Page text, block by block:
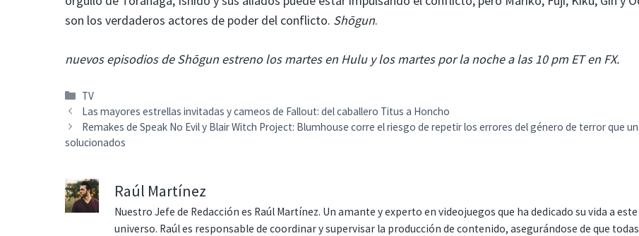
son los verdaderos actores de poder del conflicto. Shōgun.
nuevos episodios deShōgun estreno los martes en Hulu y los martes por la noche a las 10 pm ET en FX.
Categorías
TV
Las mayores estrellas invitadas y cameos de Fallout: del caballero Titus a Honcho
Remakes de Speak No Evil y Blair Witch Project: Blumhouse corre el riesgo de repetir los errores del género de terror que
solucionados
Raúl Martínez
Nuestro Jefe de Redacción es Raúl Martínez. Un amante y experto en videojuegos que ha dedicado su vida a este
universo. Raúl es responsable de coordinar y supervisar la producción de contenido, asegurándose de que todas